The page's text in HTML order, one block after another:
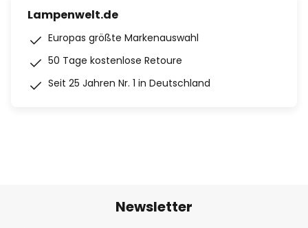
Lampenwelt.de
Europas größte Markenauswahl
50 Tage kostenlose Retoure
Seit 25 Jahren Nr. 1 in Deutschland
Newsletter